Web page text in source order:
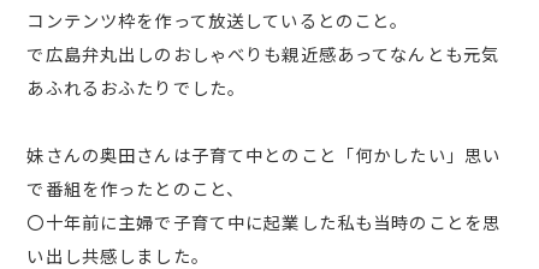
コンテンツ枠を作って放送しているとのこと。
で広島弁丸出しのおしゃべりも親近感あってなんとも元気
あふれるおふたりでした。
妹さんの奥田さんは子育て中とのこと「何かしたい」思い
で番組を作ったとのこと、
〇十年前に主婦で子育て中に起業した私も当時のことを思
い出し共感しました。